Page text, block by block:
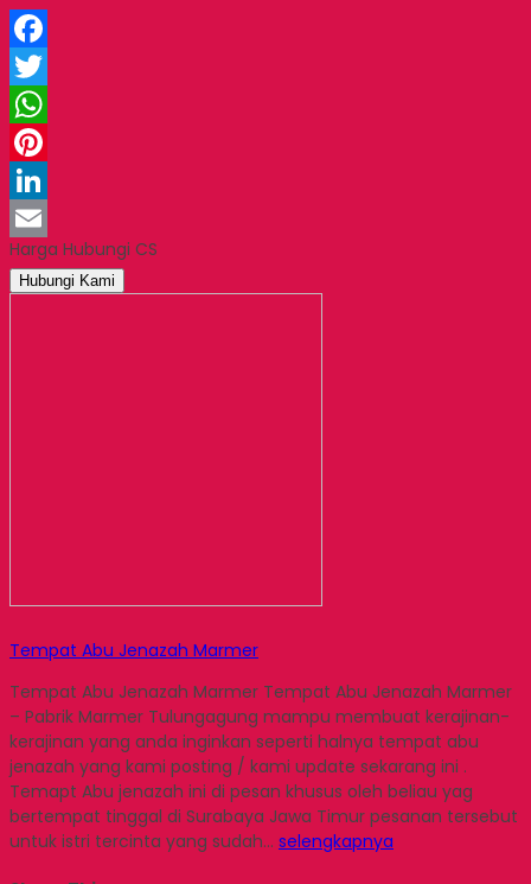
Facebook
Twitter
WhatsApp
Pinterest
LinkedIn
Email
Harga Hubungi CS
Hubungi Kami
Tempat Abu Jenazah Marmer
Tempat Abu Jenazah Marmer Tempat Abu Jenazah Marmer
– Pabrik Marmer Tulungagung mampu membuat kerajinan-
kerajinan yang anda inginkan seperti halnya tempat abu
jenazah yang kami posting / kami update sekarang ini .
Temapt Abu jenazah ini di pesan khusus oleh beliau yag
bertempat tinggal di Surabaya Jawa Timur pesanan tersebut
untuk istri tercinta yang sudah… selengkapnya